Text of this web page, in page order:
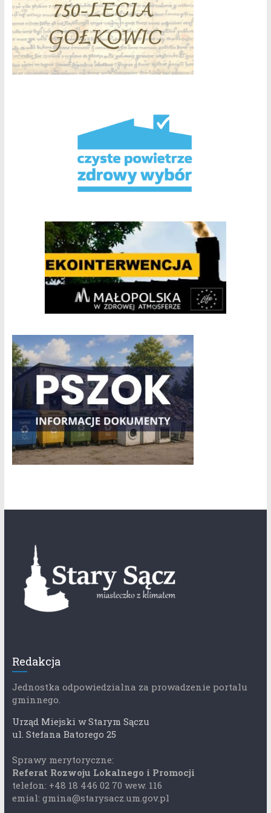
Redakcja
Jednostka odpowiedzialna za prowadzenie portalu
gminnego.
Urząd Miejski w Starym Sączu
ul. Stefana Batorego 25
Sprawy merytoryczne:
Referat Rozwoju Lokalnego i Promocji
telefon: +48 18 446 02 70 wew. 116
emial: gmina@starysacz.um.gov.pl